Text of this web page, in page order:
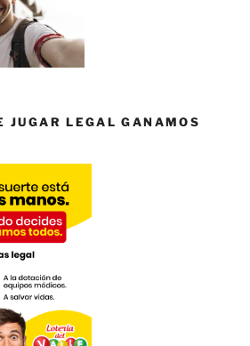
JUGAR LEGAL GANAMOS